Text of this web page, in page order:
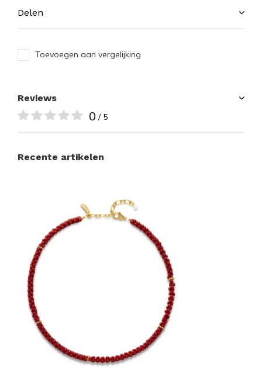
Delen
Toevoegen aan vergelijking
Reviews
0 / 5
Recente artikelen